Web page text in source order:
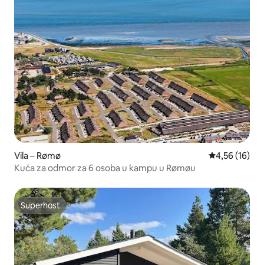
Vila – Rømø Prosječna
4,56 (16)
Kuća za odmor za 6 osoba u kampu u Rømøu
Superhost
Superhost